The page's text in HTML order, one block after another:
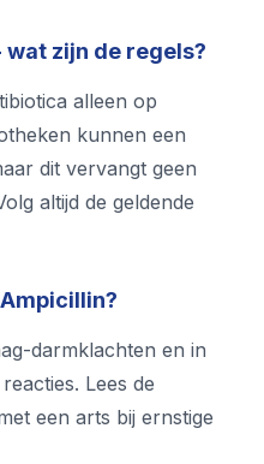
zijn de regels?
alleen op
kunnen een
dit vervangt geen
altijd de geldende
darmklachten en in
Lees de
een arts bij ernstige